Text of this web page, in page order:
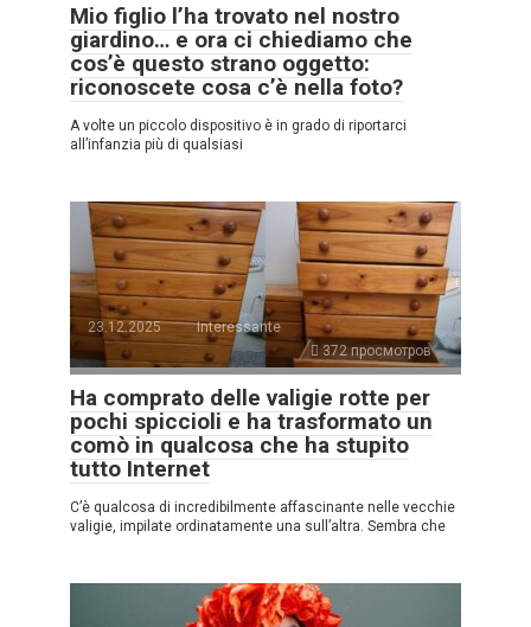
Mio figlio l’ha trovato nel nostro
giardino… e ora ci chiediamo che
cos’è questo strano oggetto:
riconoscete cosa c’è nella foto?
A volte un piccolo dispositivo è in grado di riportarci
all’infanzia più di qualsiasi
23.12.2025
Interessante
372 просмотров
Ha comprato delle valigie rotte per
pochi spiccioli e ha trasformato un
comò in qualcosa che ha stupito
tutto Internet
C’è qualcosa di incredibilmente affascinante nelle vecchie
valigie, impilate ordinatamente una sull’altra. Sembra che